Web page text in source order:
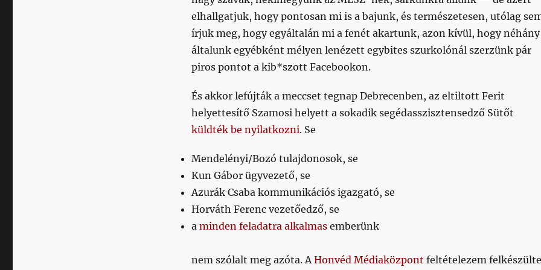
elhallgatjuk, hogy pontosan mi is a bajunk, és természetesen, utólag
írjuk meg, hogy egyáltalán mi a fenét akartunk, azon kívül, hogy
általunk egyébként mélyen lenézett egybites szurkolónál szerzünk pár
piros pontot a kib*szott Facebookon.
És akkor lefújták a meccset tegnap Debrecenben, az eltiltott Ferit
helyettesítő Szamosi helyett a sokadik segédasszisztensedző Sütőt
küldték be nyilatkozni. Se
Mendelényi/Bozó tulajdonosok, se
Kun Gábor ügyvezető, se
Azurák Csaba kommunikációs igazgató, se
Horváth Ferenc vezetőedző, se
a minden feladatra alkalmasemberünk
nem szólalt meg azóta. A Honvéd Médiaközpont feltételezem